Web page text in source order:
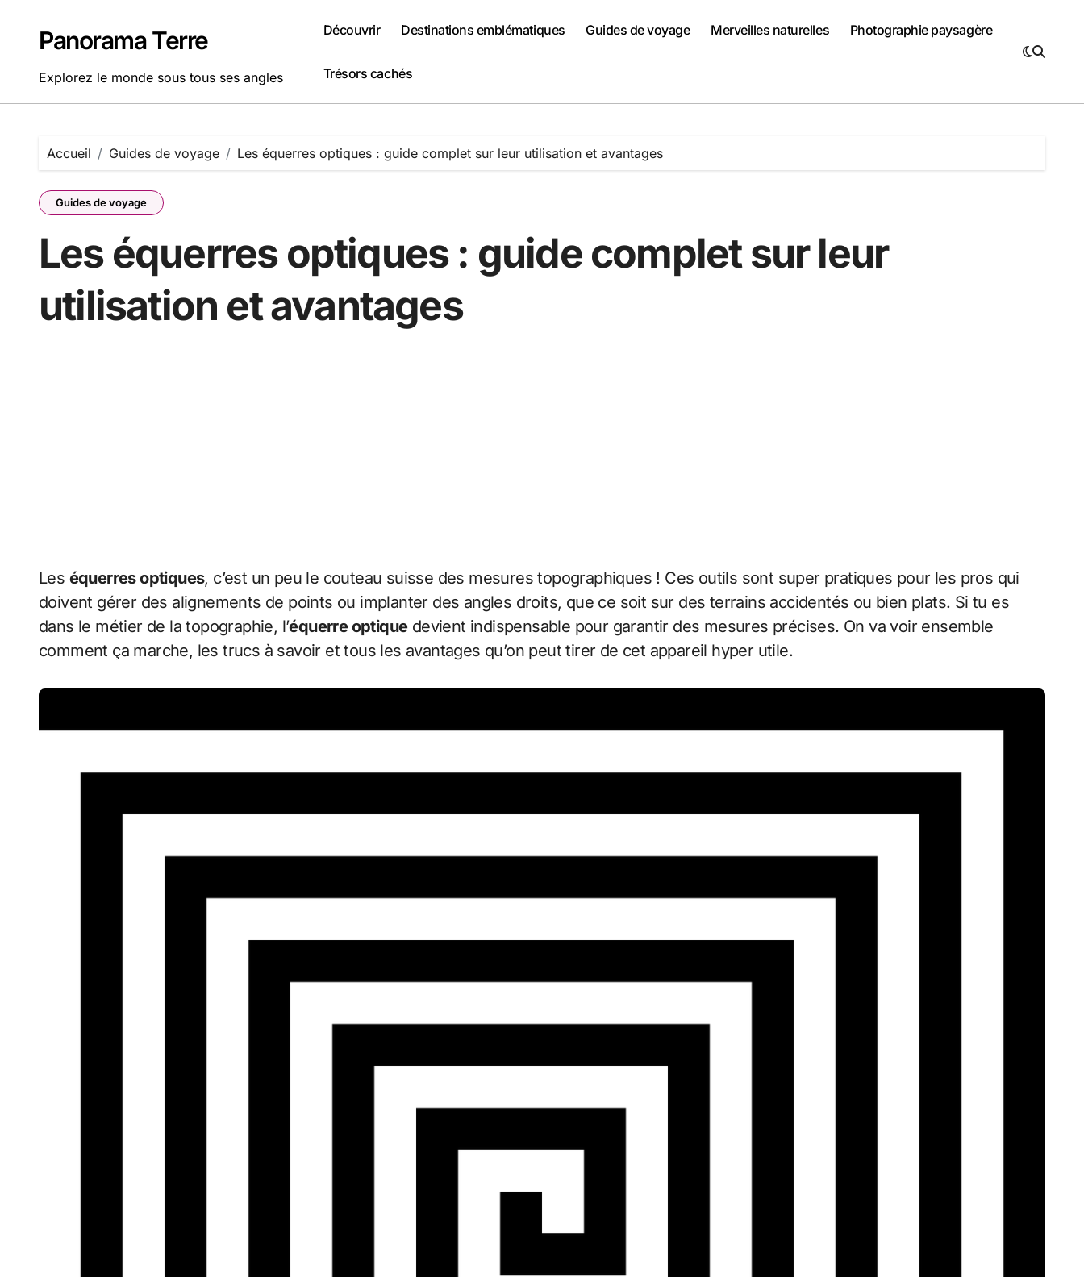
contenuPanorama Terre
Explorez le monde sous tous ses angles
Découvrir Destinations emblématiques Guides de voyage Merveilles naturelles Photographie paysagère
Trésors cachés
Accueil Guides de voyage Les équerres optiques : guide complet sur leur utilisation et avantages
Guides de voyage
Les équerres optiques : guide complet sur leur
utilisation et avantages
Les équerres optiques, c’est un peu le couteau suisse des mesures topographiques ! Ces outils sont super pratiques pour les pros qui
doivent gérer des alignements de points ou implanter des angles droits, que ce soit sur des terrains accidentés ou bien plats. Si tu es
dans le métier de la topographie, l’équerre optiquedevient indispensable pour garantir des mesures précises. On va voir ensemble
comment ça marche, les trucs à savoir et tous les avantages qu’on peut tirer de cet appareil hyper utile.